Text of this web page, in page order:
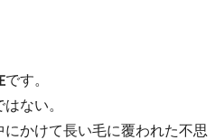
です。
ない。
かけて長い毛に覆われた不思